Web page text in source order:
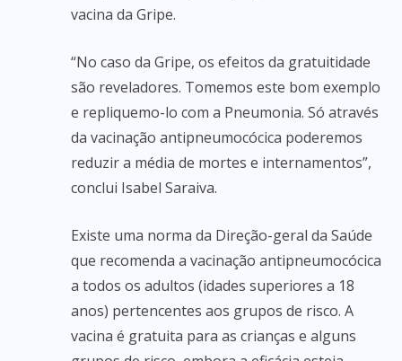
vacina da Gripe.
“No caso da Gripe, os efeitos da gratuitidade
são reveladores. Tomemos este bom exemplo
e repliquemo-lo com a Pneumonia. Só através
da vacinação antipneumocócica poderemos
reduzir a média de mortes e internamentos”,
conclui Isabel Saraiva.
Existe uma norma da Direção-geral da Saúde
que recomenda a vacinação antipneumocócica
a todos os adultos (idades superiores a 18
anos) pertencentes aos grupos de risco. A
vacina é gratuita para as crianças e alguns